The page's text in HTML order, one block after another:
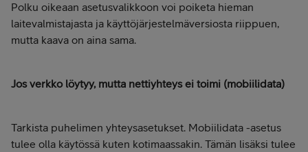
Polku oikeaan asetusvalikkoon voi poiketa hieman
laitevalmistajasta ja käyttöjärjestelmäversiosta riippuen,
mutta kaava on aina sama.
Jos verkko löytyy, mutta nettiyhteys ei toimi (mobiilidata)
Tarkista puhelimen yhteysasetukset. Mobiilidata -asetus
tulee olla käytössä kuten kotimaassakin. Tämän lisäksi tulee